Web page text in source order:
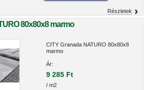
Részletek
80x80x8 marmo
CITY Granada NATURO 80x80x8
marmo
Ár:
9 285 Ft
/ m2